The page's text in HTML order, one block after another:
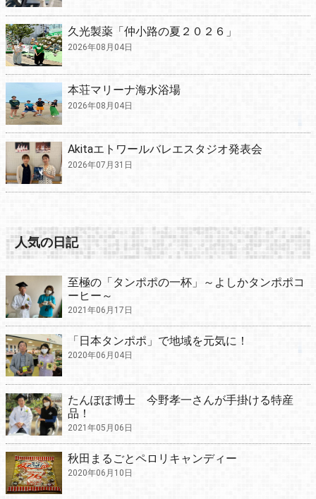
久光製薬「仲小路の夏２０２６」
2026年08月04日
本荘マリーナ海水浴場
2026年08月04日
Akitaエトワールバレエスタジオ発表会
2026年07月31日
人気の日記
至極の「タンポポの一杯」～よしかタンポポコ
ーヒー～
2021年06月17日
「日本タンポポ」で地域を元気に！
2020年06月04日
たんぽぽ博士 今野孝一さんが手掛ける特産
品！
2021年05月06日
秋田まるごとペロリキャンディー
2020年06月10日